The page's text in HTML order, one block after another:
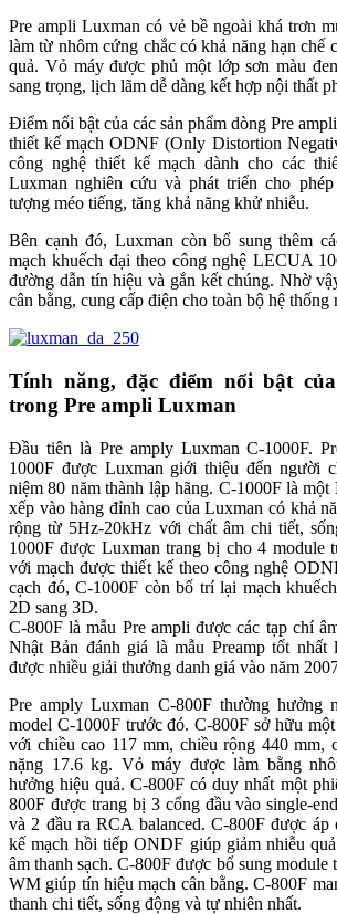
Pre ampli Luxman có vẻ bề ngoài khá trơn
làm từ nhôm cứng chắc có khả năng hạn chế
quả. Vỏ máy được phủ một lớp sơn màu
sang trọng, lịch lãm dễ dàng kết hợp nội thất
Điểm nổi bật của các sản phẩm dòng Pre
thiết kế mạch ODNF (Only Distortion
công nghệ thiết kế mạch dành cho các
Luxman nghiên cứu và phát triển cho
tượng méo tiếng, tăng khả năng khử nhiễu.
Bên cạnh đó, Luxman còn bổ sung thêm
mạch khuếch đại theo công nghệ LECUA
đường dẫn tín hiệu và gắn kết chúng. Nhờ
cân bằng, cung cấp điện cho toàn bộ hệ thống
Tính năng, đặc điểm nổi bật
trong Pre ampli Luxman
Đầu tiên là Pre amply Luxman C-1000F.
1000F được Luxman giới thiệu đến người
niệm 80 năm thành lập hãng. C-1000F là một
xếp vào hàng đỉnh cao của Luxman có khả
rộng từ 5Hz-20kHz với chất âm chi tiết,
1000F được Luxman trang bị cho 4 module
với mạch được thiết kế theo công nghệ
cạch đó, C-1000F còn bố trí lại mạch
2D sang 3D.
C-800F là mẫu Pre ampli được các tạp chí
Nhật Bản đánh giá là mẫu Preamp tốt nhất
được nhiều giải thưởng danh giá vào năm
Pre amply Luxman C-800F thường hưởng
model C-1000F trước đó. C-800F sở hữu
với chiều cao 117 mm, chiều rộng 440 mm,
nặng 17.6 kg. Vỏ máy được làm bằng
hưởng hiệu quả. C-800F có duy nhất một
800F được trang bị 3 cổng đầu vào single-
và 2 đầu ra RCA balanced. C-800F được áp
kế mạch hồi tiếp ONDF giúp giảm nhiễu
âm thanh sạch. C-800F được bổ sung
WM giúp tín hiệu mạch cân bằng. C-800F
thanh chi tiết, sống động và tự nhiên nhất.